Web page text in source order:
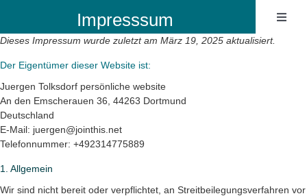
springen
Impresssum
Dieses Impressum wurde zuletzt am März 19, 2025 aktualisiert.
Der Eigentümer dieser Website ist:
Juergen Tolksdorf persönliche website
An den Emscherauen 36, 44263 Dortmund
Deutschland
E-Mail: juergen@jointhis.net
Telefonnummer: +492314775889
1. Allgemein
Wir sind nicht bereit oder verpflichtet, an Streitbeilegungsverfahren vor